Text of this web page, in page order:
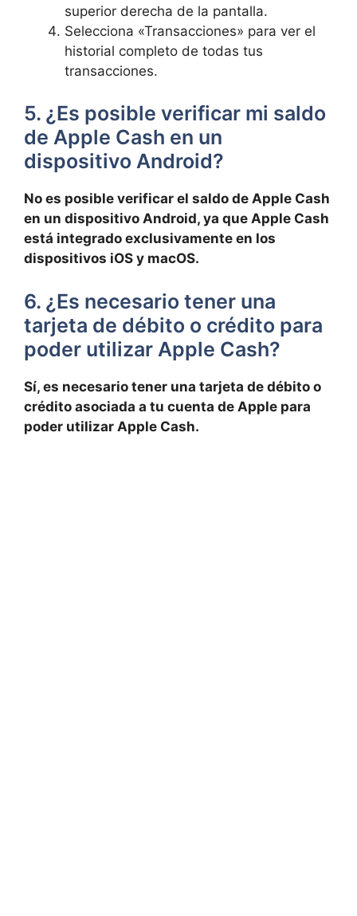
superior derecha​ de la pantalla.
Selecciona «Transacciones»‌ para⁤ ver ⁤el
‌historial completo ​de todas tus
transacciones.
5. ¿Es posible‍ verificar mi ⁢saldo
de Apple Cash en ​un
dispositivo​ Android?
No es ​posible verificar el saldo ⁣de ⁢Apple Cash
en un dispositivo Android, ya que‍ Apple ​Cash
está integrado exclusivamente en los
dispositivos iOS ⁤y ‌macOS.
6. ¿Es necesario tener una
tarjeta de débito o ‌crédito para
poder ⁤utilizar Apple Cash?
Sí, es necesario ⁤tener una tarjeta de débito o⁢
crédito⁤ asociada⁤ a tu cuenta⁢ de Apple⁣ para
⁢poder‍ utilizar‌ Apple Cash.